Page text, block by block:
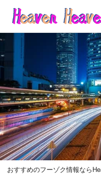
おすすめのフーゾク情報なら